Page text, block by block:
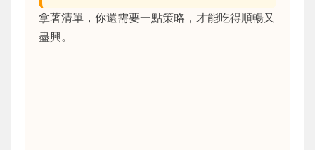
拿著清單，你還需要一點策略，才能吃得順暢又
盡興。